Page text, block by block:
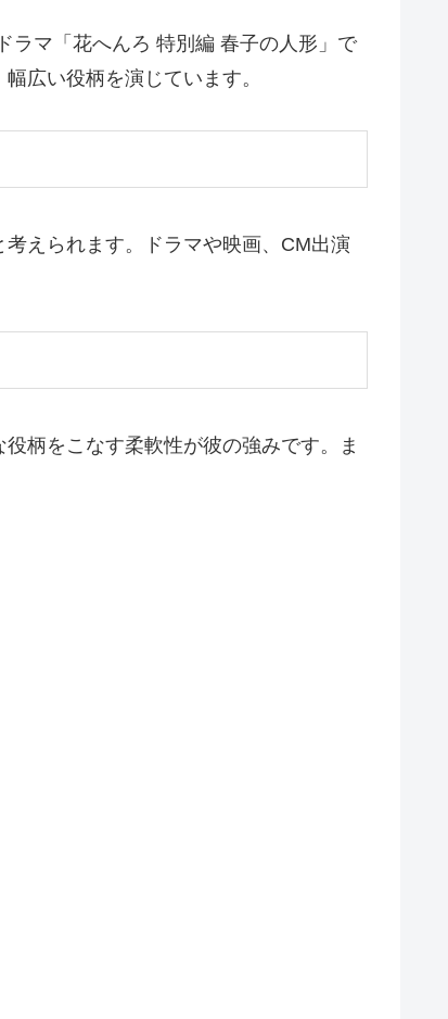
ラマ「花へんろ 特別編 春子の人形」で
広い役柄を演じています。
えられます。ドラマや映画、CM出演
柄をこなす柔軟性が彼の強みです。ま